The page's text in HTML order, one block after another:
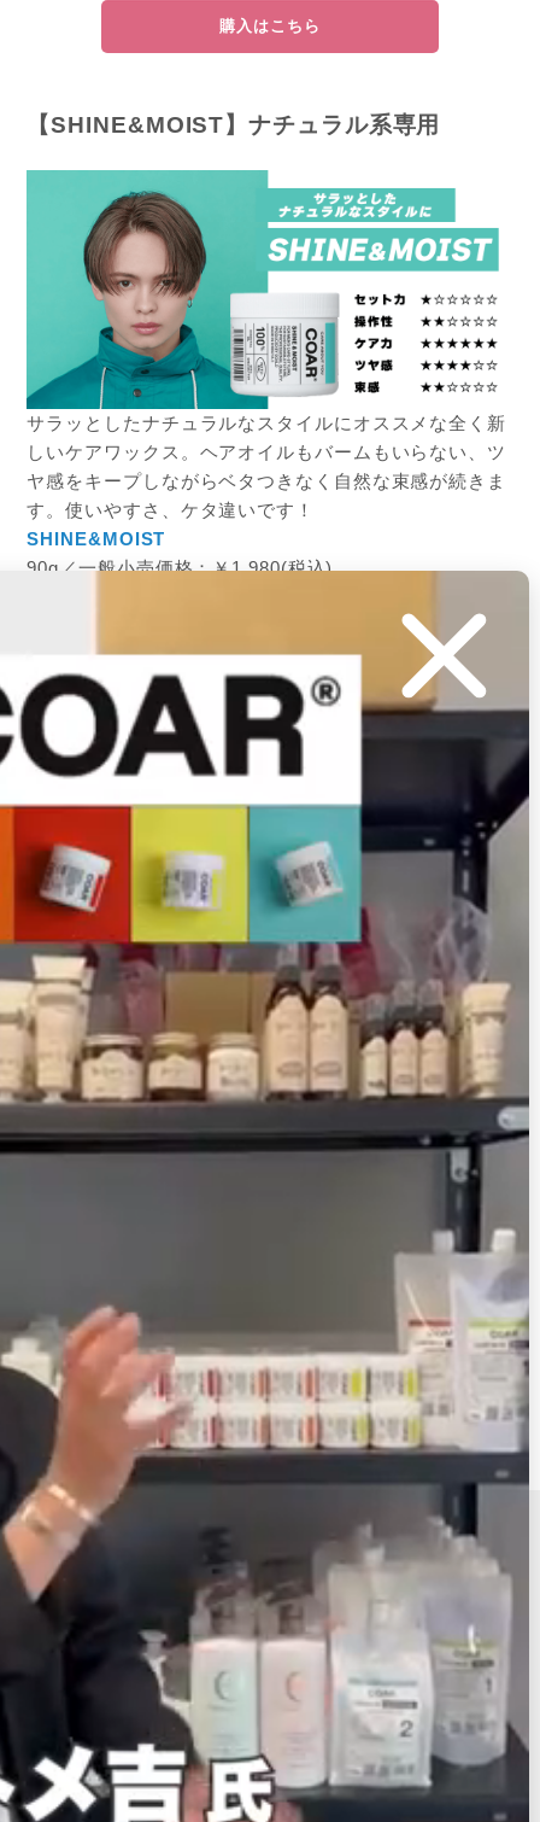
購入はこちら
【SHINE&MOIST】ナチュラル系専用
サラッとしたナチュラルなスタイルにオススメな全く新
しいケアワックス。ヘアオイルもバームもいらない、ツ
ヤ感をキープしながらベタつきなく自然な束感が続きま
す。使いやすさ、ケタ違いです！
SHINE&MOIST
90g／一般小売価格：￥1,980(税込)
購入はこちら
【COAR Dive LIGHT GREASE】
パーマスタイルのお客様をターゲットとしたグリース。
つけた瞬間やわらかく、伸びがいい。なのに時間と共に
固まり、ニュアンスをキープします。潤うのにべたつか
ず、エアリーな仕上がりへ。
COAR Dive LIGHT GREASE
170g／一般小売価格：￥,(税込)
全ラインナップはこちら
HIKOTA E-SHOPはプロフェッショナル専用の美容商材卸サイトで
す。
提供会社
営業時間：9:00～18:00
企業サイト：https://www.hikota.com/